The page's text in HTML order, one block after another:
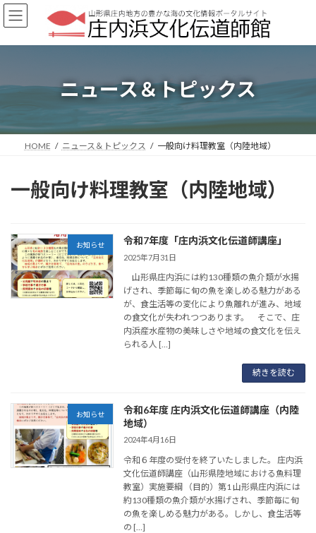
コ
ン
ン
プ
ナ
ビ
ー
動
ニュース＆トピックス
HOME ニュース＆トピックス 一般向け料理教室（内陸地域）
一般向け料理教室（内陸地域）
お知らせ 令和7年度「庄内浜文化伝道師講座」
2025年7月31日
山形県庄内浜には約130種類の魚介類が水揚
げされ、季節毎に旬の魚を楽しめる魅力がある
が、食生活等の変化により魚離れが進み、地域
の食文化が失われつつあります。 そこで、庄
内浜産水産物の美味しさや地域の食文化を伝え
られる人 […]
続きを読む
お知らせ
令和6年度 庄内浜文化伝道師講座（内陸
地域）
2024年4月16日
令和６年度の受付を終了いたしました。 庄内浜
文化伝道師講座（山形県陸地域における魚料理
教室）実施要綱 （目的）第1 山形県庄内浜には
約130種類の魚介類が水揚げされ、季節毎に旬
の魚を楽しめる魅力がある。しかし、食生活等
の […]